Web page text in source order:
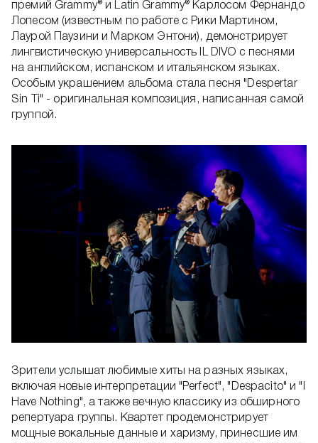
премий Grammy® и Latin Grammy® Карлосом Фернандо
Лопесом (известным по работе с Рики Мартином,
Лаурой Паузини и Марком Энтони), демонстрирует
лингвистическую универсальность IL DIVO с песнями
на английском, испанском и итальянском языках.
Особым украшением альбома стала песня "Despertar
Sin Ti" - оригинальная композиция, написанная самой
группой.
Зрители услышат любимые хиты на разных языках,
включая новые интерпретации "Perfect", "Despacito" и "I
Have Nothing", а также вечную классику из обширного
репертуара группы. Квартет продемонстрирует
мощные вокальные данные и харизму, принесшие им